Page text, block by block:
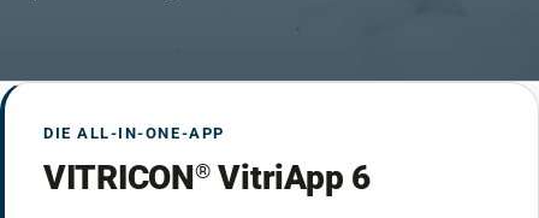
DIE ALL-IN-ONE-APP
VITRICON®VitriApp 6